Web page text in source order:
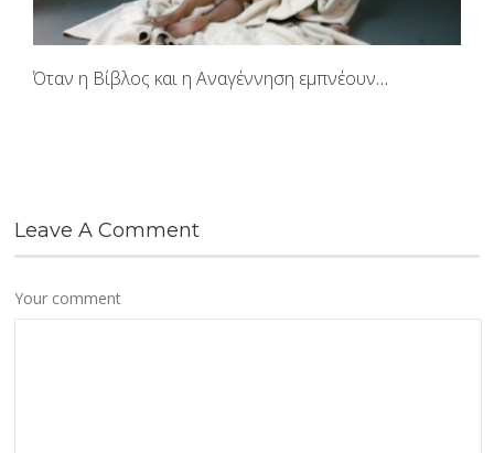
Όταν η Βίβλος και η Αναγέννηση εμπνέουν…
Leave A Comment
Your comment